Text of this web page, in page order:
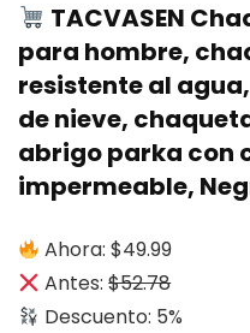
TACVASEN
para hombre,
resistente al
de nieve,
abrigo parka con
impermeable,
Ahora: $49.99
Antes:$52.78
Descuento: 5%